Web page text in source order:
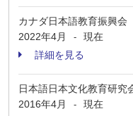
カナダ日本語教育振興会
2022年4月
-
現在
詳細を見る
日本語日本文化教育研究
2016年4月
-
現在